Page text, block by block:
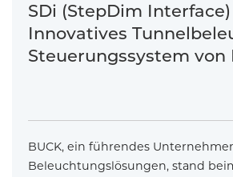
SDi (StepDim Interface)
Innovatives
Steuerungssystem von
BUCK, ein führendes
Beleuchtungslösungen, stand